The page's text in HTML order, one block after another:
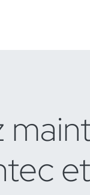
et